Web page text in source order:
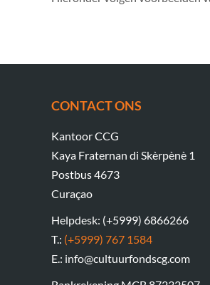
CONTACT ONS
Kantoor CCG
Kaya Fraternan di Skèrpènè 1
Postbus 4673
Curaçao
Helpdesk: (+5999) 6866266
T.: (+5999) 767 1584
E.: info@cultuurfondscg.com